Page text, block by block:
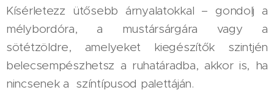
Kísérletezz ütősebb árnyalatokkal – gondolj a
mélybordóra, a mustársárgára vagy a
sötétzöldre, amelyeket kiegészítők szintjén
belecsempészhetsz a ruhatáradba, akkor is, ha
nincsenek a színtípusod palettáján.